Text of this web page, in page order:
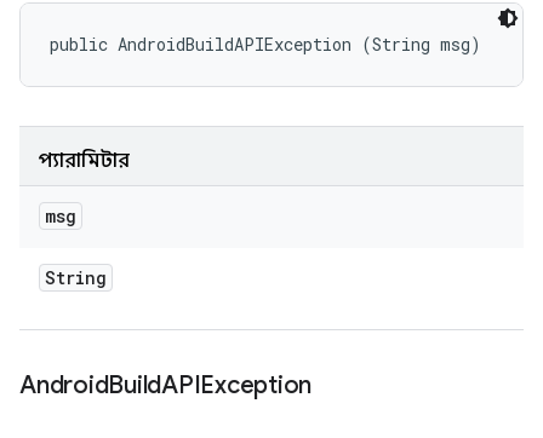
public AndroidBuildAPIException (String msg)
প্যারামিটার
msg
String
AndroidBuildAPIException